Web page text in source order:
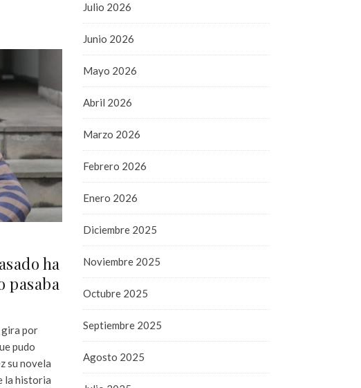
ha
pasaba
gira por
pudo
su novela
la historia
Julio 2026
Junio 2026
Mayo 2026
Abril 2026
Marzo 2026
Febrero 2026
Enero 2026
Diciembre 2025
Noviembre 2025
Octubre 2025
Septiembre 2025
Agosto 2025